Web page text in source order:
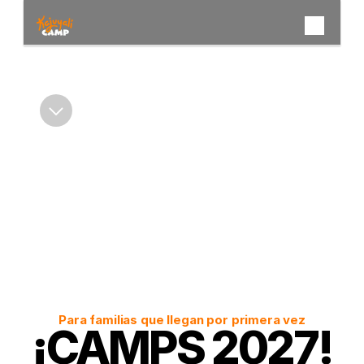
Contacto
Para familias que llegan por primera vez
¡CAMPS 2027!